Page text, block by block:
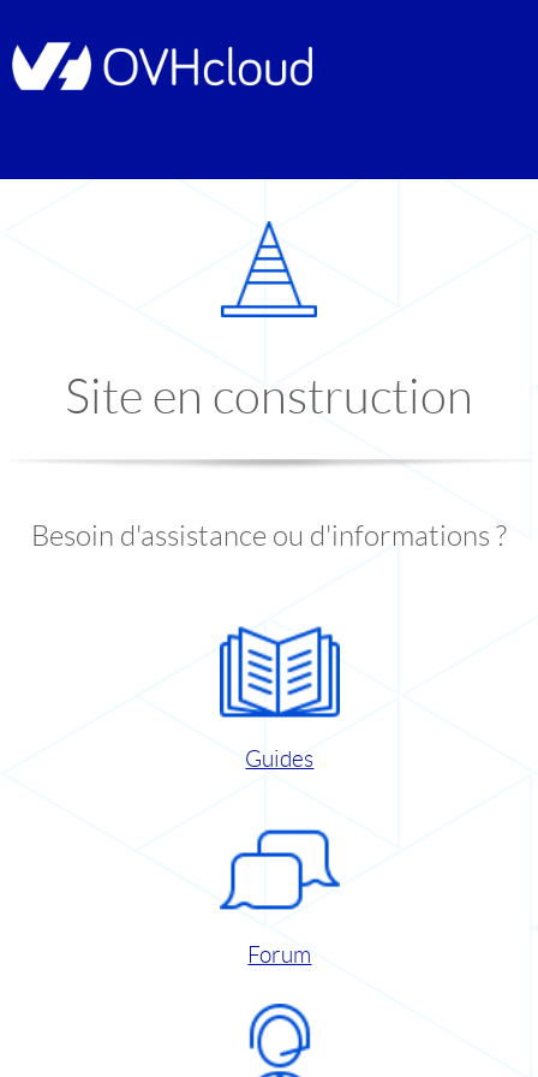
Site en construction
Besoin d'assistance ou d'informations ?
Guides
Forum